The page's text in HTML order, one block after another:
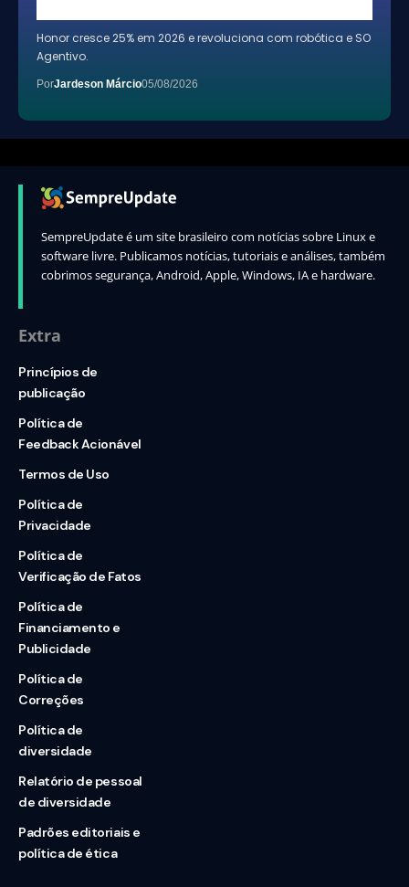
Honor cresce 25% em 2026 e revoluciona com robótica e SO
Agentivo.
PorJardeson Márcio05/08/2026
SempreUpdate é um site brasileiro com notícias sobre Linux e
software livre. Publicamos notícias, tutoriais e análises, também
cobrimos segurança, Android, Apple, Windows, IA e hardware.
Extra
Princípios de
publicação
Política de
Feedback Acionável
Termos de Uso
Política de
Privacidade
Política de
Verificação de Fatos
Política de
Financiamento e
Publicidade
Política de
Correções
Política de
diversidade
Relatório de pessoal
de diversidade
Padrões editoriais e
política de ética